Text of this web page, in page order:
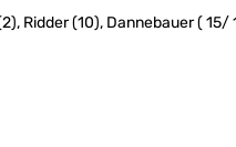
Ridder (10), Dannebauer ( 15/